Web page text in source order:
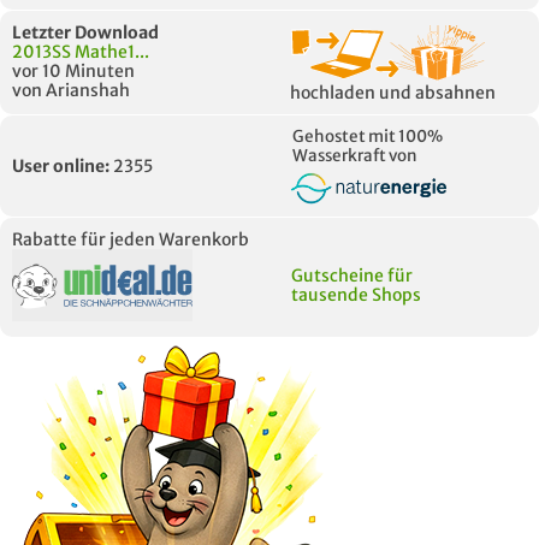
Letzter Download
2013SS Mathe1...
vor 10 Minuten
von Arianshah
hochladen und absahnen
User online: 2355
Gehostet mit 100%
Wasserkraft von
Rabatte für jeden Warenkorb
Gutscheine für
tausende Shops